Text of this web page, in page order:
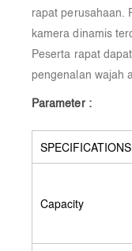
rapat perusahaan.
kamera dinamis
Peserta rapat
pengenalan wajah
Parameter :
SPECIFICATIONS
Capacity